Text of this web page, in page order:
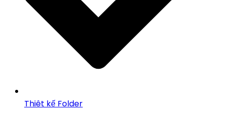
Thiêt kế Folder